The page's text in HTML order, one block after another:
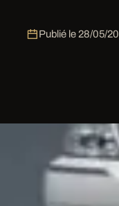
Publié le 28/05/
أسطولنا
Hummer H2